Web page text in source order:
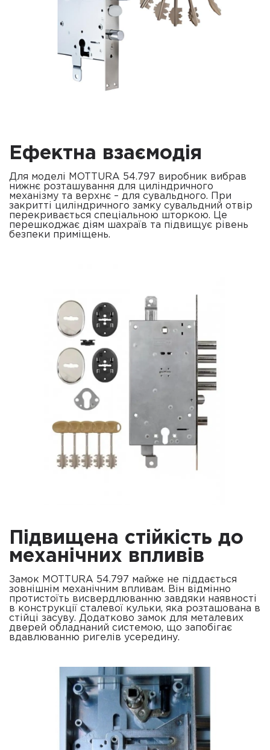
Ефектна взаємодія
Для моделі MOTTURA 54.797 виробник вибрав
нижнє розташування для циліндричного
механізму та верхнє – для сувальдного. При
закритті циліндричного замку сувальдний отвір
перекривається спеціальною шторкою. Це
перешкоджає діям шахраїв та підвищує рівень
безпеки приміщень.
Підвищена стійкість до
механічних впливів
Замок MOTTURA 54.797 майже не піддається
зовнішнім механічним впливам. Він відмінно
протистоїть висвердлюванню завдяки наявності
в конструкції сталевої кульки, яка розташована в
стійці засуву. Додатково замок для металевих
дверей обладнаний системою, що запобігає
вдавлюванню ригелів усередину.